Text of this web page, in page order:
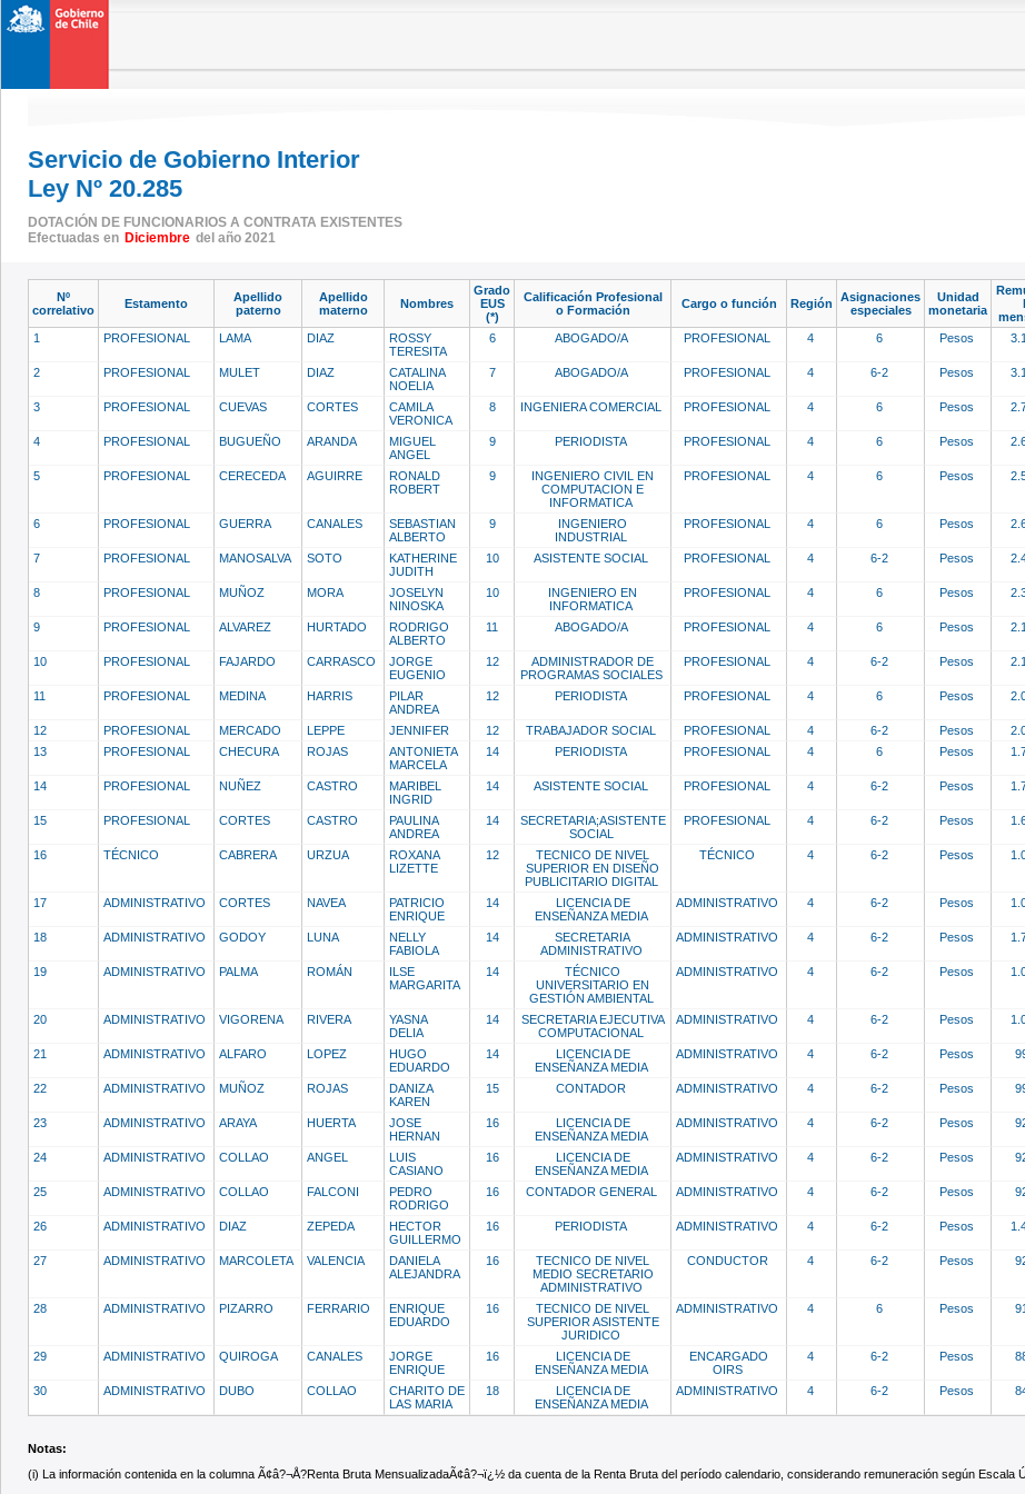
Servicio de Gobierno Interior
Ley Nº 20.285
DOTACIÓN DE FUNCIONARIOS A CONTRATA EXISTENTES
Efectuadas en Diciembre del año 2021
Nº
correlativo
Estamento
Apellido
paterno
Apellido
materno
Nombres
Grado
EUS
(*)
Calificación Profesional
o Formación
Cargo o función Región
Asignaciones
especiales
Unidad
monetaria
1 PROFESIONAL LAMA DIAZ
ROSSY
TERESITA
6 ABOGADO/A PROFESIONAL 4 6 Pesos
2 PROFESIONAL MULET DIAZ
CATALINA
NOELIA
7 ABOGADO/A PROFESIONAL 4 6-2 Pesos
3 PROFESIONAL CUEVAS CORTES
CAMILA
VERONICA
8 INGENIERA COMERCIAL PROFESIONAL 4 6 Pesos
4 PROFESIONAL BUGUEÑO ARANDA
MIGUEL
ANGEL
9 PERIODISTA PROFESIONAL 4 6 Pesos
5 PROFESIONAL CERECEDA AGUIRRE
RONALD
ROBERT
9
INGENIERO CIVIL EN
COMPUTACION E
INFORMATICA
PROFESIONAL 4 6 Pesos
6 PROFESIONAL GUERRA CANALES
SEBASTIAN
ALBERTO
9
INGENIERO
INDUSTRIAL
PROFESIONAL 4 6 Pesos
7 PROFESIONAL MANOSALVA SOTO
KATHERINE
JUDITH
10 ASISTENTE SOCIAL PROFESIONAL 4 6-2 Pesos
8 PROFESIONAL MUÑOZ MORA
JOSELYN
NINOSKA
10
INGENIERO EN
INFORMATICA
PROFESIONAL 4 6 Pesos
9 PROFESIONAL ALVAREZ HURTADO
RODRIGO
ALBERTO
11 ABOGADO/A PROFESIONAL 4 6 Pesos
10 PROFESIONAL FAJARDO CARRASCO
JORGE
EUGENIO
12
ADMINISTRADOR DE
PROGRAMAS SOCIALES
PROFESIONAL 4 6-2 Pesos
11 PROFESIONAL MEDINA HARRIS
PILAR
ANDREA
12 PERIODISTA PROFESIONAL 4 6 Pesos
12 PROFESIONAL MERCADO LEPPE JENNIFER 12 TRABAJADOR SOCIAL PROFESIONAL 4 6-2 Pesos
13
PROFESIONAL CHECURA ROJAS
ANTONIETA
MARCELA
14 PERIODISTA PROFESIONAL 4 6 Pesos
14 PROFESIONAL NUÑEZ CASTRO
MARIBEL
INGRID
14 ASISTENTE SOCIAL PROFESIONAL 4 6-2 Pesos
15 PROFESIONAL CORTES CASTRO
PAULINA
ANDREA
14
SECRETARIA;ASISTENTE
SOCIAL
PROFESIONAL 4 6-2 Pesos
16 TÉCNICO CABRERA URZUA
ROXANA
LIZETTE
12
TECNICO DE NIVEL
SUPERIOR EN DISEÑO
PUBLICITARIO DIGITAL
TÉCNICO 4 6-2 Pesos
17 ADMINISTRATIVO CORTES NAVEA
PATRICIO
ENRIQUE
14
LICENCIA DE
ENSEÑANZA MEDIA
ADMINISTRATIVO 4 6-2 Pesos
18 ADMINISTRATIVO GODOY LUNA
NELLY
FABIOLA
14
SECRETARIA
ADMINISTRATIVO
ADMINISTRATIVO 4 6-2 Pesos
19 ADMINISTRATIVO PALMA ROMÁN
ILSE
MARGARITA
14
TÉCNICO
UNIVERSITARIO EN
GESTIÓN AMBIENTAL
ADMINISTRATIVO 4 6-2 Pesos
20 ADMINISTRATIVO VIGORENA RIVERA
YASNA
DELIA
14
SECRETARIA EJECUTIVA
COMPUTACIONAL
ADMINISTRATIVO 4 6-2 Pesos
21 ADMINISTRATIVO ALFARO LOPEZ
HUGO
EDUARDO
14
LICENCIA DE
ENSEÑANZA MEDIA
ADMINISTRATIVO 4 6-2 Pesos
22 ADMINISTRATIVO MUÑOZ ROJAS
DANIZA
KAREN
15 CONTADOR ADMINISTRATIVO 4 6-2 Pesos
23 ADMINISTRATIVO ARAYA HUERTA
JOSE
HERNAN
16
LICENCIA DE
ENSEÑANZA MEDIA
ADMINISTRATIVO 4 6-2 Pesos
24 ADMINISTRATIVO COLLAO ANGEL
LUIS
CASIANO
16
LICENCIA DE
ENSEÑANZA MEDIA
ADMINISTRATIVO 4 6-2 Pesos
25 ADMINISTRATIVO COLLAO FALCONI
PEDRO
RODRIGO
16 CONTADOR GENERAL ADMINISTRATIVO 4 6-2 Pesos
26 ADMINISTRATIVO DIAZ ZEPEDA
HECTOR
GUILLERMO
16 PERIODISTA ADMINISTRATIVO 4 6-2 Pesos
27 ADMINISTRATIVO MARCOLETA VALENCIA
DANIELA
ALEJANDRA
16
TECNICO DE NIVEL
MEDIO SECRETARIO
ADMINISTRATIVO
CONDUCTOR 4 6-2 Pesos
28 ADMINISTRATIVO PIZARRO FERRARIO
ENRIQUE
EDUARDO
16
TECNICO DE NIVEL
SUPERIOR ASISTENTE
JURIDICO
ADMINISTRATIVO 4 6 Pesos
29 ADMINISTRATIVO QUIROGA CANALES
JORGE
ENRIQUE
16
LICENCIA DE
ENSEÑANZA MEDIA
ENCARGADO
OIRS
4 6-2 Pesos
30 ADMINISTRATIVO DUBO COLLAO
CHARITO DE
LAS MARIA
18
LICENCIA DE
ENSEÑANZA MEDIA
ADMINISTRATIVO 4 6-2 Pesos
Notas:
(i) La información contenida en la columna Ã¢â?¬Å?Renta Bruta MensualizadaÃ¢â?¬ï¿½ da cuenta de la Renta Bruta del período calendario, considerando remuneración según Escala